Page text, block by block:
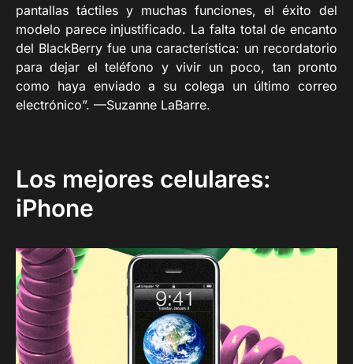
pantallas táctiles y muchas funciones, el éxito del
modelo parece injustificado. La falta total de encanto
del BlackBerry fue una característica: un recordatorio
para dejar el teléfono y vivir un poco, tan pronto
como haya enviado a su colega un último correo
electrónico”. —Suzanne LaBarre.
Los mejores celulares:
iPhone